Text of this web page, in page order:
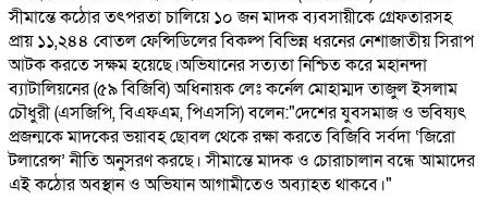
সীমান্তে কঠোর তৎপরতা চালিয়ে ১০ জন মাদক ব্যবসায়ীকে গ্রেফতারসহ
প্রায় ১১,২৪৪ বোতল ফেন্সিডিলের বিকল্প বিভিন্ন ধরনের নেশাজাতীয় সিরাপ
আটক করতে সক্ষম হয়েছে। ​ ​অভিযানের সত্যতা নিশ্চিত করে মহানন্দা
ব্যাটালিয়নের (৫৯ বিজিবি) অধিনায়ক লেঃ কর্নেল মোহাম্মদ তাজুল ইসলাম
চৌধুরী (এসজিপি, বিএফএম, পিএসসি) বলেন: ​"দেশের যুবসমাজ ও ভবিষ্যৎ
প্রজন্মকে মাদকের ভয়াবহ ছোবল থেকে রক্ষা করতে বিজিবি সর্বদা ‘জিরো
টলারেন্স’ নীতি অনুসরণ করছে। সীমান্তে মাদক ও চোরাচালান বন্ধে আমাদের
এই কঠোর অবস্থান ও অভিযান আগামীতেও অব্যাহত থাকবে।"